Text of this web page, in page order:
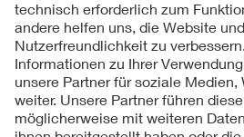
Folgen Sie uns